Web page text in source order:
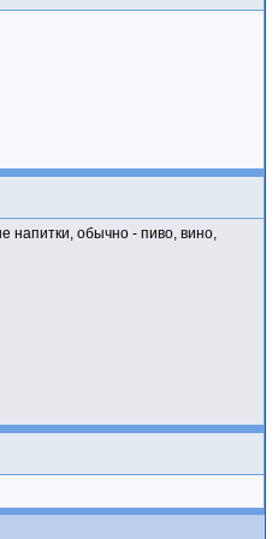
напитки, обычно - пиво, вино,